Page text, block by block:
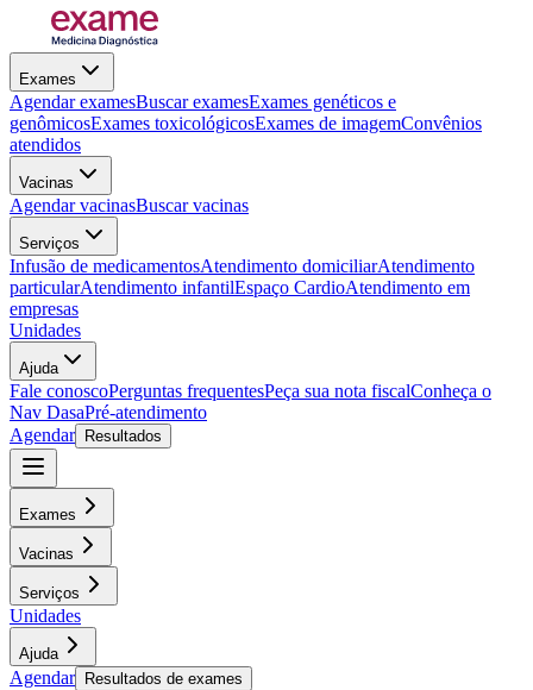
Exames
Agendar examesBuscar examesExames genéticos e
genômicosExames toxicológicosExames de imagemConvênios
atendidos
Vacinas
Agendar vacinasBuscar vacinas
Serviços
Infusão de medicamentosAtendimento domiciliarAtendimento
particularAtendimento infantilEspaço CardioAtendimento em
empresas
Unidades
Ajuda
Fale conoscoPerguntas frequentesPeça sua nota fiscalConheça o
Nav DasaPré-atendimento
Agendar
Resultados
Exames
Vacinas
Serviços
Unidades
Ajuda
Agendar Resultados de exames